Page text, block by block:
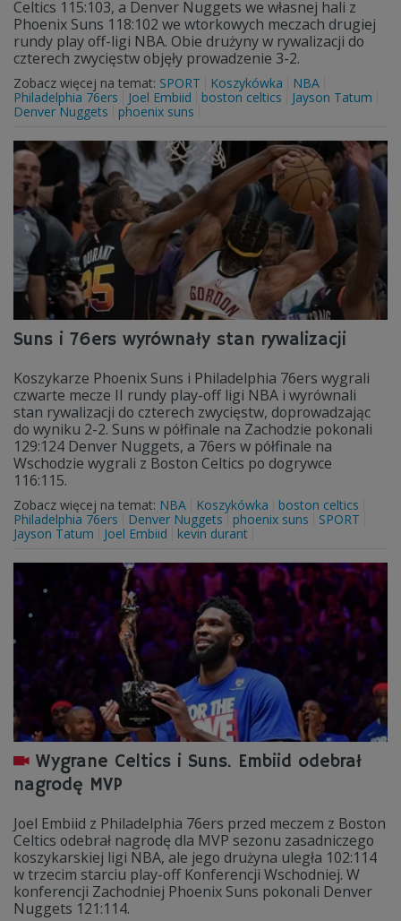
Celtics 115:103, a Denver Nuggets we własnej hali z
Phoenix Suns 118:102 we wtorkowych meczach drugiej
rundy play off-ligi NBA. Obie drużyny w rywalizacji do
czterech zwycięstw objęły prowadzenie 3-2.
Zobacz więcej na temat: SPORT Koszykówka
NBA
Philadelphia 76ers
Joel Embiid boston celtics
Jayson Tatum
Denver Nuggets
phoenix suns
Suns i 76ers wyrównały stan rywalizacji
Koszykarze Phoenix Suns i Philadelphia 76ers wygrali
czwarte mecze II rundy play-off ligi NBA i wyrównali
stan rywalizacji do czterech zwycięstw, doprowadzając
do wyniku 2-2. Suns w półfinale na Zachodzie pokonali
129:124 Denver Nuggets, a 76ers w półfinale na
Wschodzie wygrali z Boston Celtics po dogrywce
116:115.
Zobacz więcej na temat: NBA Koszykówka
boston celtics
Philadelphia 76ers
Denver Nuggets phoenix suns
SPORT
Jayson Tatum
Joel Embiid kevin durant
Wygrane Celtics i Suns. Embiid odebrał
nagrodę MVP
Joel Embiid z Philadelphia 76ers przed meczem z Boston
Celtics odebrał nagrodę dla MVP sezonu zasadniczego
koszykarskiej ligi NBA, ale jego drużyna uległa 102:114
w trzecim starciu play-off Konferencji Wschodniej. W
konferencji Zachodniej Phoenix Suns pokonali Denver
Nuggets 121:114.